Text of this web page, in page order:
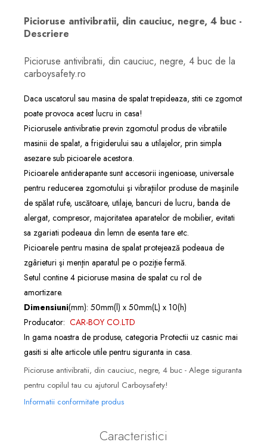
Picioruse antivibratii, din cauciuc, negre, 4 buc -
Descriere
Picioruse antivibratii, din cauciuc, negre, 4 buc de la
carboysafety.ro
Daca uscatorul sau masina de spalat trepideaza, stiti ce zgomot
poate provoca acest lucru in casa!
Piciorusele antivibratie previn zgomotul produs de vibratiile
masinii de spalat, a frigiderului sau a utilajelor, prin simpla
asezare sub picioarele acestora.
Picioarele antiderapante sunt accesorii ingenioase, universale
pentru reducerea zgomotului şi vibraţiilor produse de maşinile
de spălat rufe, uscătoare, utilaje, bancuri de lucru, banda de
alergat, compresor, majoritatea aparatelor de mobilier, evitati
sa zgariati podeaua din lemn de esenta tare etc.
Picioarele pentru masina de spalat protejează podeaua de
zgârieturi şi menţin aparatul pe o poziţie fermă.
Setul contine 4 picioruse masina de spalat cu rol de
amortizare.
Dimensiuni(mm): 50mm(l) x 50mm(L) x 10(h)
Producator: CAR-BOY CO.LTD
In gama noastra de produse, categoria Protectii uz casnic mai
gasiti si alte articole utile pentru siguranta in casa.
Picioruse antivibratii, din cauciuc, negre, 4 buc - Alege siguranta
pentru copilul tau cu ajutorul Carboysafety!
Informatii conformitate produs
Caracteristici